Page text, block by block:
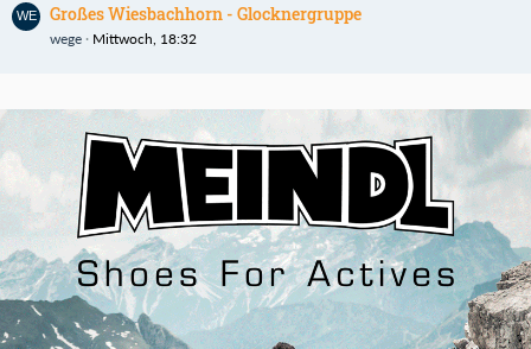
Großes Wiesbachhorn - Glocknergruppe
wege Mittwoch, 18:32